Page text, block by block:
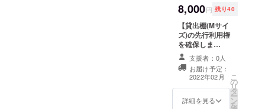
にご希望のお名
前をご記入くだ
さい
8,000円 残り40
【貸出棚(Mサイ
ズ)の先行利用権
を確保しま
す！】 ※Bプラン
(販売手数料
25％)適用。詳し
くは本文中の『●
共有ルール・ご
利用方法』を参
支援者：0人
お届け予定：
2022年02月
詳細を見る
こ
の
リ
タ
ー
ン
を